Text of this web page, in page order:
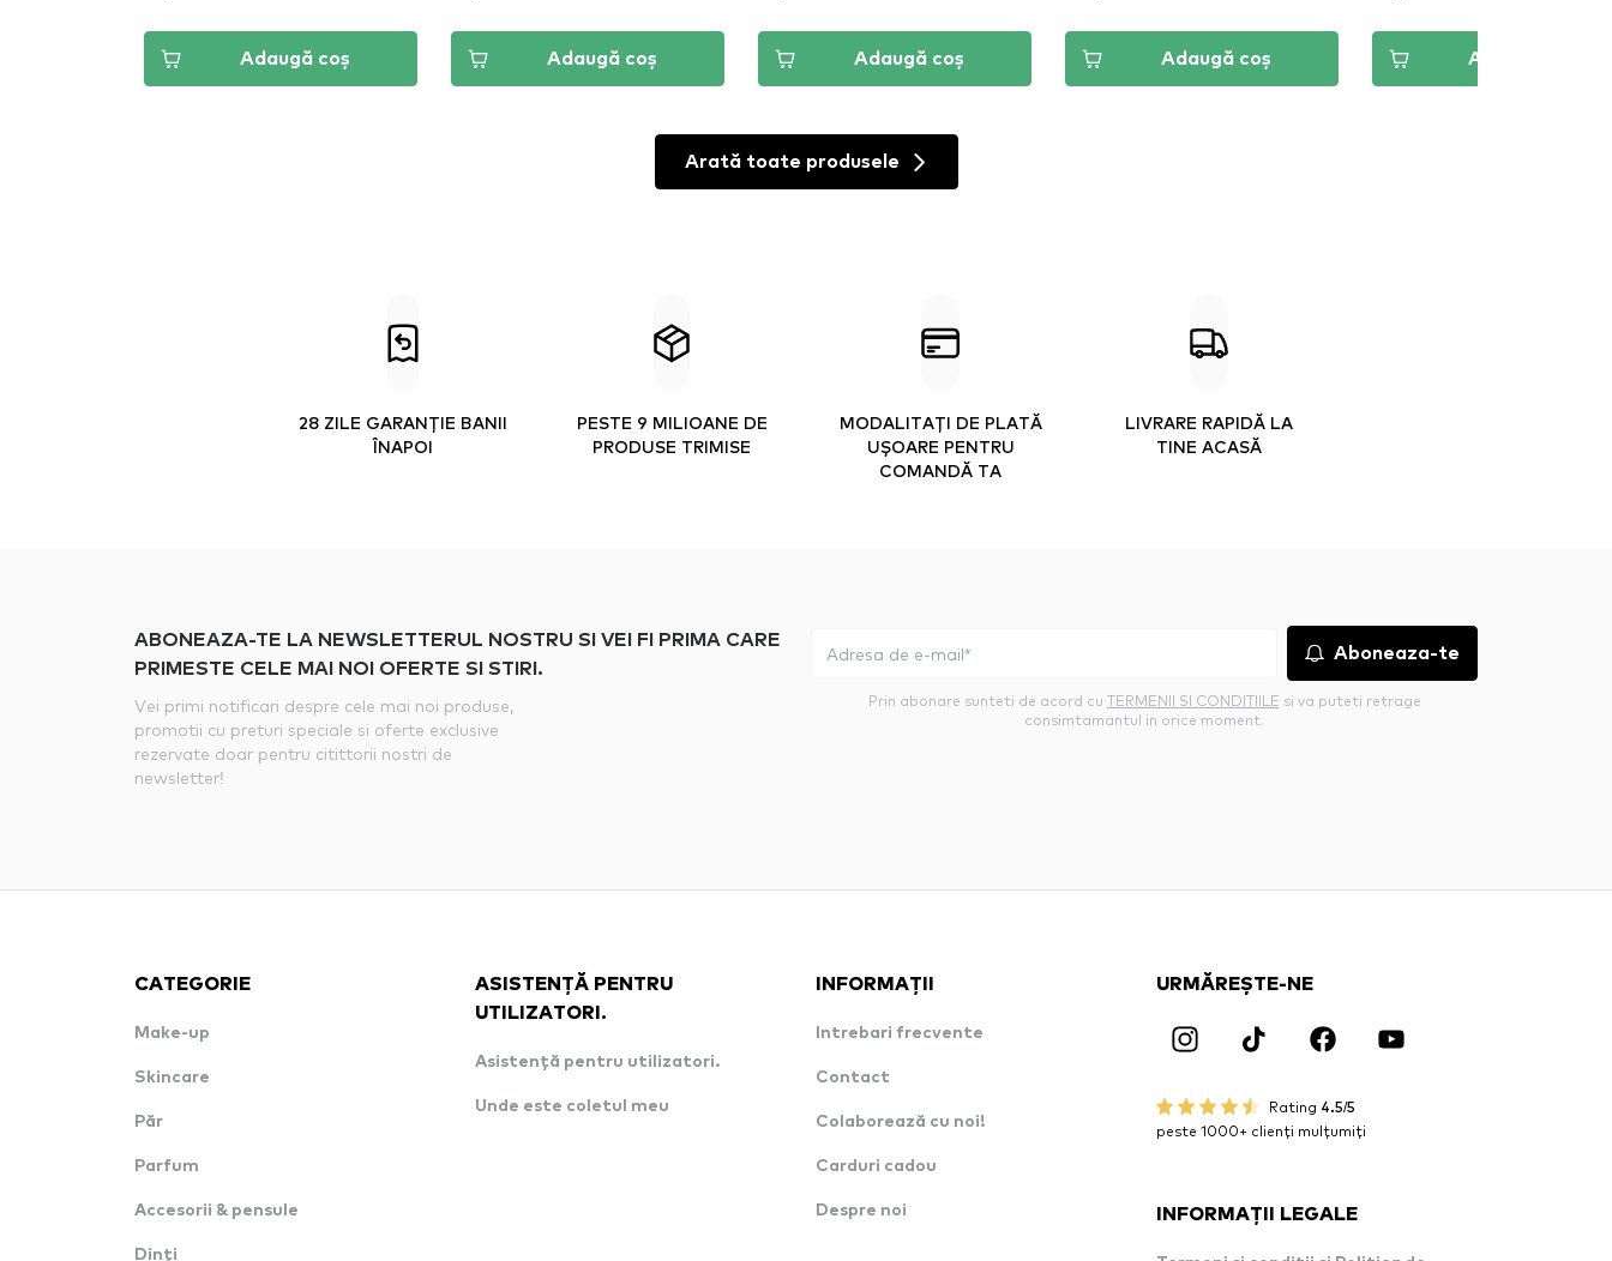
Adaugă coș Adaugă coș Adaugă coș Adaugă coș Adaugă coș
Arată toate produsele
28 ZILE GARANȚIE BANII
ÎNAPOI
PESTE 9 MILIOANE DE
PRODUSE TRIMISE
MODALITAȚI DE PLATĂ
UȘOARE PENTRU
COMANDĂ TA
LIVRARE RAPIDĂ LA
TINE ACASĂ
ABONEAZA-TE LA NEWSLETTERUL NOSTRU SI VEI FI PRIMA CARE
PRIMESTE CELE MAI NOI OFERTE SI STIRI.
Vei primi notificari despre cele mai noi produse,
promotii cu preturi speciale si oferte exclusive
rezervate doar pentru citittorii nostri de
newsletter!
Aboneaza-te
Prin abonare sunteti de acord cu TERMENII SI CONDITIILE si va puteti retrage
consimtamantul in orice moment.
CATEGORIE
Make-up
Skincare
Păr
Parfum
Accesorii & pensule
Dinți
ASISTENȚĂ PENTRU
UTILIZATORI.
Asistență pentru utilizatori.
Unde este coletul meu
INFORMAȚII
Intrebari frecvente
Contact
Colaborează cu noi!
Carduri cadou
Despre noi
URMĂREȘTE-NE
Rating 4.5/5
peste 1000+ clienți mulțumiți
INFORMAȚII LEGALE